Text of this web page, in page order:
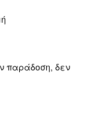
παράδοση, δεν